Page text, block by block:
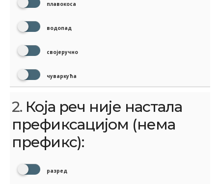
плавокоса
водопад
својеручно
чуваркућа
2. Која реч није настала
префиксацијом (нема
префикс):
разред